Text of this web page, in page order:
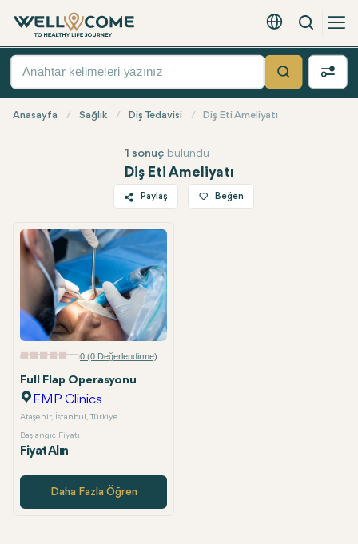
Türkçe - EUR
Arama
Hızlı
Ara
Anasayfa Sağlık Diş Tedavisi Diş Eti Ameliyatı
Diş Eti Ameliyatı
1 sonuçbulundu
Paylaş
Twitter
Facebook
Linkedin
WhatsApp
Telegram
Beğen
0 (0 Değerlendirme)
Full Flap Operasyonu
EMP Clinics
Ataşehir, İstanbul, Türkiye
Başlangıç Fiyatı
Fiyat Alın
Daha Fazla Öğren